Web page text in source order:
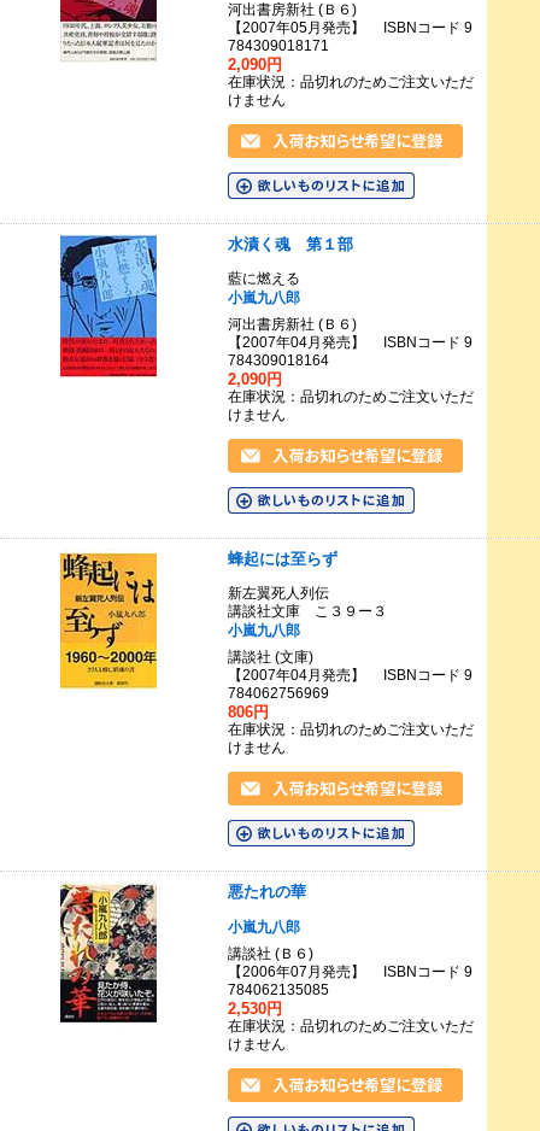
河出書房新社 (Ｂ６)
【2007年05月発売】 ISBNコード 9
784309018171
2,090円
在庫状況：品切れのためご注文いただ
けません
水漬く魂 第１部
藍に燃える
小嵐九八郎
河出書房新社 (Ｂ６)
【2007年04月発売】 ISBNコード 9
784309018164
2,090円
在庫状況：品切れのためご注文いただ
けません
蜂起には至らず
新左翼死人列伝
講談社文庫 こ３９ー３
小嵐九八郎
講談社 (文庫)
【2007年04月発売】 ISBNコード 9
784062756969
806円
在庫状況：品切れのためご注文いただ
けません
悪たれの華
小嵐九八郎
講談社 (Ｂ６)
【2006年07月発売】 ISBNコード 9
784062135085
2,530円
在庫状況：品切れのためご注文いただ
けません